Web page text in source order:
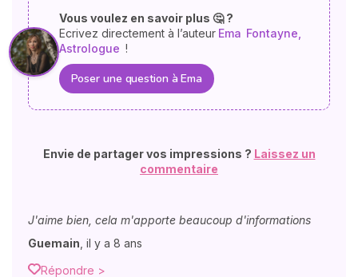
Vous voulez en savoir plus 🤔 ?
Ecrivez directement à l’auteur Ema Fontayne,
Astrologue !
Poser une question à Ema
Envie de partager vos impressions ? Laissez un
commentaire
J'aime bien, cela m'apporte beaucoup d'informations
Guemain il y a 8 ans
Répondre >